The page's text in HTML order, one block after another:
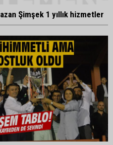
Şimşek 1 yıllık hizmetler